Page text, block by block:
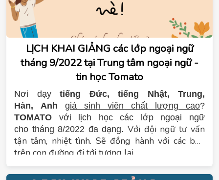
LỊCH KHAI GIẢNG các lớp ngoại ngữ
tháng 9/2022 tại Trung tâm ngoại ngữ -
tin học Tomato
Nơi dạy tiếng Đức, tiếng Nhật, Trung,
Hàn, Anh
giá sinh viên chất lượng cao?
TOMATO với lịch học các lớp ngoại ngữ
cho tháng 8/2022 đa dạng. Với đội ngữ tư vấn
tận tâm, nhiệt tình. Sẽ đồng hành với các bạn
trên con đường đi tới tương lai.